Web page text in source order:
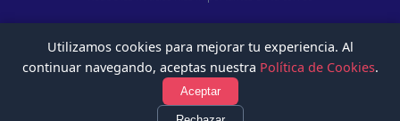
© 2026 Chachapoyasonline.Com. Todos los derechos reservados.
Utilizamos cookies para mejorar tu experiencia. Al
continuar navegando, aceptas nuestra Política de Cookies.
Aceptar